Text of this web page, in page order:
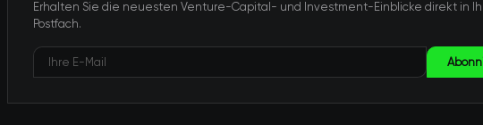
Erhalten Sie die neuesten Venture-Capital- und Investment-Einblicke direkt in
Postfach.